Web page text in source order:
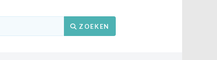
ZOEKEN